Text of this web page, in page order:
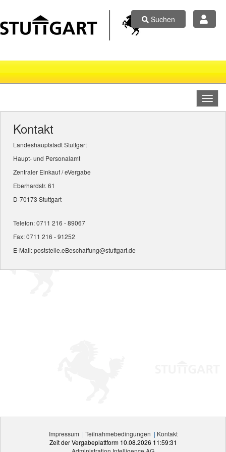
Suchen
Kontakt
Landeshauptstadt Stuttgart
Haupt- und Personalamt
Zentraler Einkauf / eVergabe
Eberhardstr. 61
D-70173 Stuttgart
Telefon: 0711 216 - 89067
Fax: 0711 216 - 91252
E-Mail:poststelle.eBeschaffung@stuttgart.de
Impressum | Teilnahmebedingungen | Kontakt
Zeit der Vergabeplattform 10.08.2026 11:59:31